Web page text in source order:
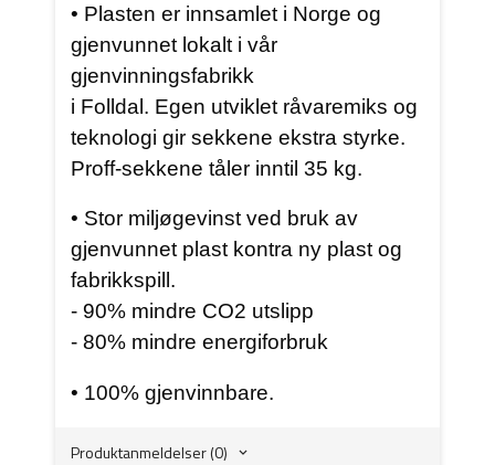
• Plasten er innsamlet i Norge og
gjenvunnet lokalt i vår
gjenvinningsfabrikk
i Folldal. Egen utviklet råvaremiks og
teknologi gir sekkene ekstra styrke.
Proff-sekkene tåler inntil 35 kg.
• Stor miljøgevinst ved bruk av
gjenvunnet plast kontra ny plast og
fabrikkspill.
- 90% mindre CO2 utslipp
- 80% mindre energiforbruk
• 100% gjenvinnbare.
Produktanmeldelser (0)